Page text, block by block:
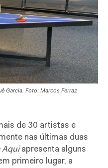
Garcia. Foto: Marcos Ferraz
de 30 artistas e
nas últimas duas
Aquiapresenta alguns
primeiro lugar, a